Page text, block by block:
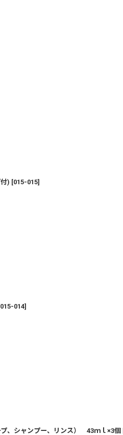
) [015-015]
015-014]
、シャンプー、リンス） 43ｍｌ×3個